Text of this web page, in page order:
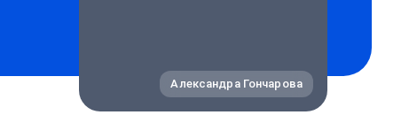
Александра Гончарова